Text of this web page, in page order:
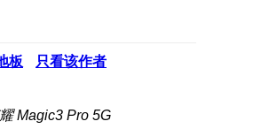
板 只看该作者
Magic3 Pro 5G